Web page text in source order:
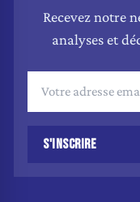
Recevez notre
analyses et
S'INSCRIRE